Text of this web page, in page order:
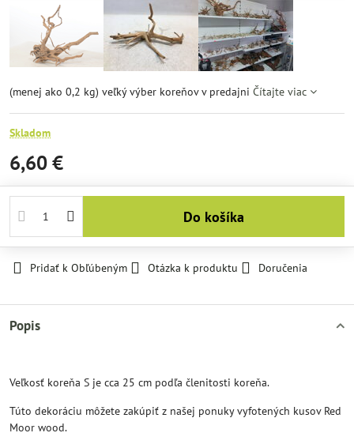
(menej ako 0,2 kg) veľký výber koreňov v predajni Čítajte viac
Skladom
6,60 €
Do košíka
Pridať k Obľúbeným Otázka k produktu Doručenia
Popis
Veľkosť koreňa S je cca 25 cm podľa členitosti koreňa.
Túto dekoráciu môžete zakúpiť z našej ponuky vyfotených kusov Red
Moor wood.